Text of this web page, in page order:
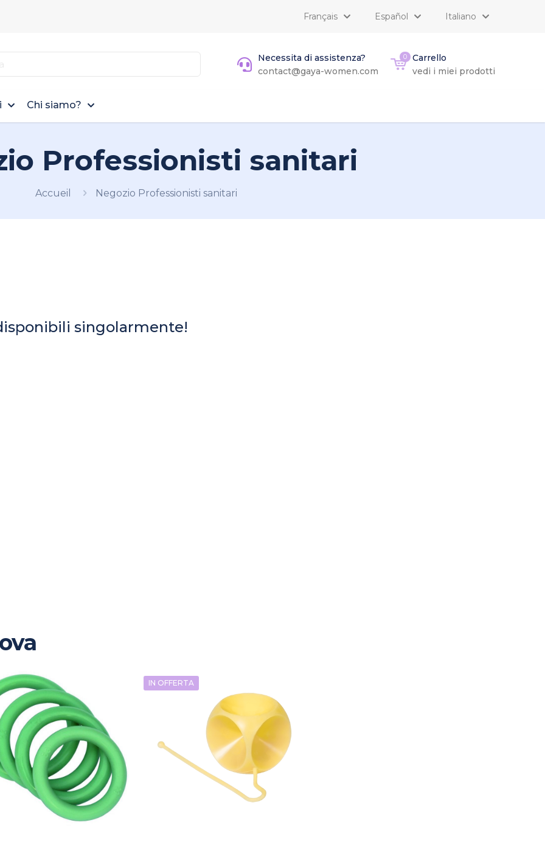
Français Español Italiano
Necessita di assistenza?
contact@gaya-women.com
0
Carrello
vedi i miei prodotti
Chi siamo?
Professionisti sanitari
Accueil Negozio Professionisti sanitari
singolarmente!
IN OFFERTA